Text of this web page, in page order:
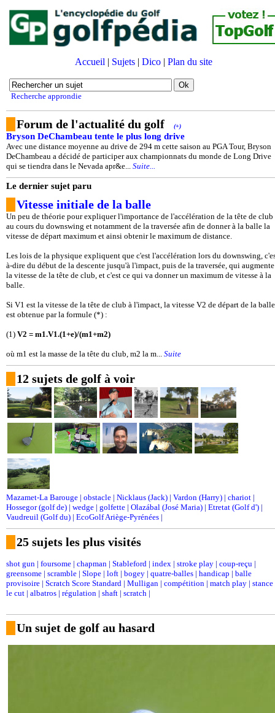
Accueil | Sujets | Dico | Plan du site
Recherche approndie
Forum de l'actualité du golf (+)
Bryson DeChambeau tente le plus long drive
Avec une distance moyenne au drive de 294 m cette saison au PGA Tour, Bryson
DeChambeau a décidé de participer aux championnats du monde de Long Drive
qui se tiendra dans le Nevada apr&e... Suite...
Le dernier sujet paru
Vitesse initiale de la balle
Un peu de théorie pour expliquer l'importance de l'accélération de la tête de club
au cours du downswing et notamment de la traversée afin de donner à la balle la
vitesse de départ maximum et ainsi obtenir le maximum de distance.
Les lois de la physique expliquent que c'est l'accélération lors du downswing,
à-dire du début de la descente jusqu'à l'impact, puis de la traversée, qui augmente
la vitesse de la tête de club, et c'est ce qui va donner un maximum de vitesse à la
balle.
Si V1 est la vitesse de la tête de club à l'impact, la vitesse V2 de départ de la balle
est obtenue par la formule (*) :
(1) V2 = m1.V1.(1+e)/(m1+m2)
où m1 est la masse de la tête du club, m2 la m... Suite
12 sujets de golf à voir
Mazamet-La Barouge | obstacle | Nicklaus (Jack) | Vardon (Harry) | chariot |
Hossegor (golf de) | wedge | golfette | Olazábal (José Maria) | Etretat (Golf d') |
Vaudreuil (Golf du) | EcoGolf Ariège-Pyrénées |
25 sujets les plus visités
shot gun | foursome | chapman | Stableford | index | stroke play | coup-reçu |
greensome | scramble | Slope | loft | bogey | quatre-balles | handicap | balle
provisoire | Scratch Score Standard | Mulligan | compétition | match play | stance
le cut | albatros | régulation | shaft | scratch |
Un sujet de golf au hasard